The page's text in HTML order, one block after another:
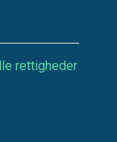
rettigheder